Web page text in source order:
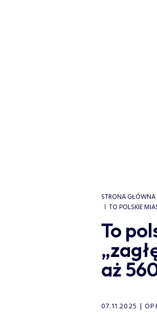
STRONA GŁÓWNA
TO POLSKIE
To
aż
07.11.2025